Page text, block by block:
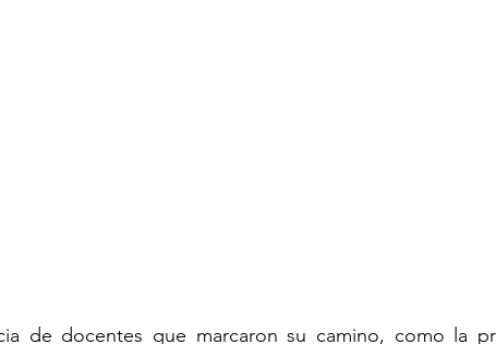
de docentes que marcaron su camino, como la